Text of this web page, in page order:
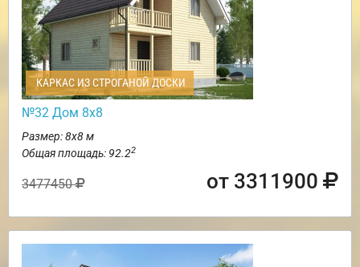
КАРКАС ИЗ СТРОГАНОЙ ДОСКИ
№32 Дом 8х8
Размер: 8х8 м
Общая площадь: 92.22
3477450 от 3311900